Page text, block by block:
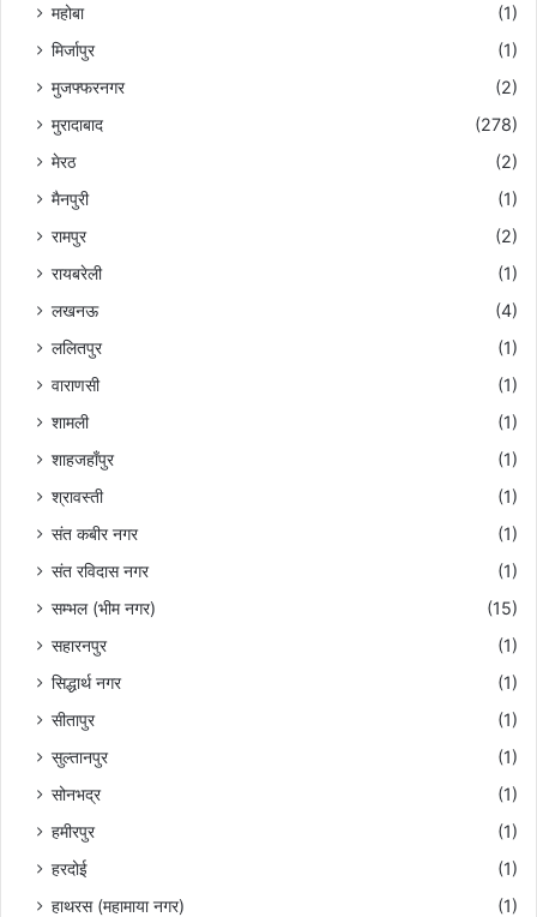
महोबा
(1)
मिर्जापुर
(1)
मुजफ्फरनगर
(2)
मुरादाबाद
(278)
मेरठ
(2)
मैनपुरी
(1)
रामपुर
(2)
रायबरेली
(1)
लखनऊ
(4)
ललितपुर
(1)
वाराणसी
(1)
शामली
(1)
शाहजहाँपुर
(1)
श्रावस्ती
(1)
संत कबीर नगर
(1)
संत रविदास नगर
(1)
सम्भल (भीम नगर)
(15)
सहारनपुर
(1)
सिद्धार्थ नगर
(1)
सीतापुर
(1)
सुल्तानपुर
(1)
सोनभद्र
(1)
हमीरपुर
(1)
हरदोई
(1)
हाथरस (महामाया नगर)
(1)